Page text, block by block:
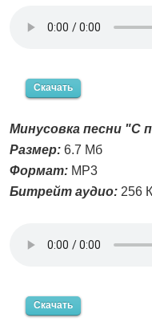
Скачать
Минусовка песни "С
Размер: 6.7 Мб
Формат: MP3
Битрейт аудио: 256
Скачать